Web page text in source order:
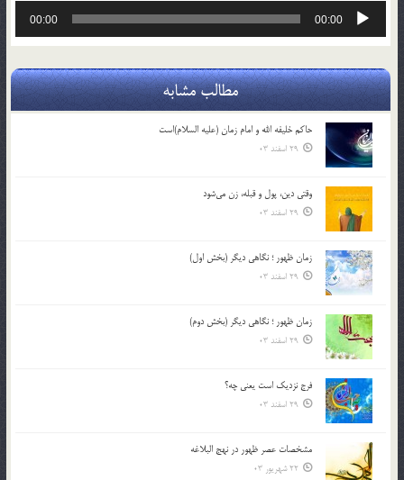
پخش‌کننده
00:00
00:00
مطالب مشابه
حاکم خليفه الله و امام زمان (علیه السلام)است
29 اسفند 03
وقتی دین، پول و قبله، زن می‌شود
29 اسفند 03
زمان ظهور ؛ نگاهی دیگر (بخش اول)
29 اسفند 03
زمان ظهور ؛ نگاهی دیگر (بخش دوم)
29 اسفند 03
فرج نزدیک است یعنی چه؟
29 اسفند 03
مشخصات عصر ظهور در نهج البلاغه
22 شهریور 03